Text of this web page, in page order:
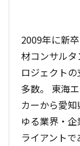
2009年に新
材コンサル
ロジェクト
多数。 東海
カーから愛
ゆる業界・
ライアント